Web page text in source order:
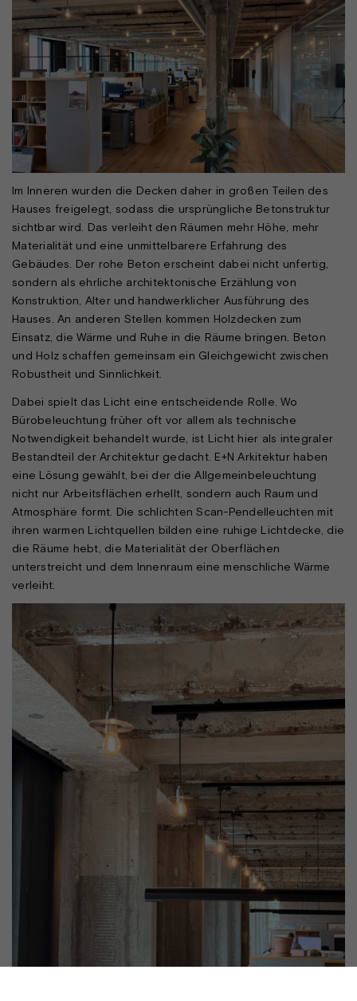
Im Inneren wurden die Decken daher in großen Teilen des
Hauses freigelegt, sodass die ursprüngliche Betonstruktur
sichtbar wird. Das verleiht den Räumen mehr Höhe, mehr
Materialität und eine unmittelbarere Erfahrung des
Gebäudes. Der rohe Beton erscheint dabei nicht unfertig,
sondern als ehrliche architektonische Erzählung von
Konstruktion, Alter und handwerklicher Ausführung des
Hauses. An anderen Stellen kommen Holzdecken zum
Einsatz, die Wärme und Ruhe in die Räume bringen. Beton
und Holz schaffen gemeinsam ein Gleichgewicht zwischen
Robustheit und Sinnlichkeit.
Dabei spielt das Licht eine entscheidende Rolle. Wo
Bürobeleuchtung früher oft vor allem als technische
Notwendigkeit behandelt wurde, ist Licht hier als integraler
Bestandteil der Architektur gedacht. E+N Arkitektur haben
eine Lösung gewählt, bei der die Allgemeinbeleuchtung
nicht nur Arbeitsflächen erhellt, sondern auch Raum und
Atmosphäre formt. Die schlichten Scan-Pendelleuchten mit
ihren warmen Lichtquellen bilden eine ruhige Lichtdecke, die
die Räume hebt, die Materialität der Oberflächen
unterstreicht und dem Innenraum eine menschliche Wärme
verleiht.